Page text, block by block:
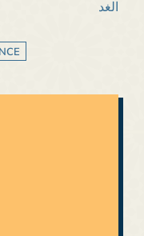
الغد